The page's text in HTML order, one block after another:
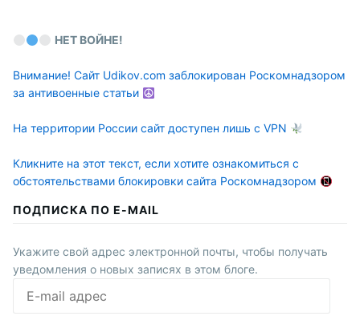
НЕТ ВОЙНЕ!
Внимание! Сайт Udikov.com заблокирован Роскомнадзором
за антивоенные статьи
На территории России сайт доступен лишь с VPN
Кликните на этот текст, если хотите ознакомиться с
обстоятельствами блокировки сайта Роскомнадзором
ПОДПИСКА ПО E-MAIL
Укажите свой адрес электронной почты, чтобы получать
уведомления о новых записях в этом блоге.
mail